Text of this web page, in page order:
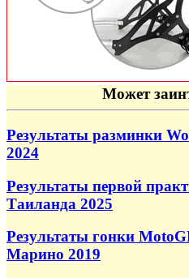
Может
Результаты разминки
2024
Результаты первой
Таиланда 2025
Результаты гонки
Марино 2019